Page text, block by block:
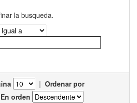
la busqueda.
| Ordenar por
En orden